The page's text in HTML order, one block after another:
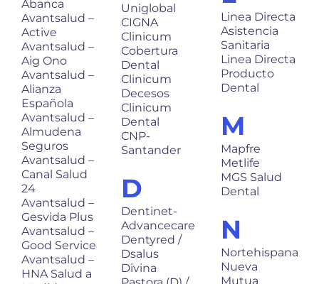
Abanca
Avantsalud –
Active
Avantsalud –
Aig Ono
Avantsalud –
Alianza
Española
Avantsalud –
Almudena
Seguros
Avantsalud –
Canal Salud
24
Avantsalud –
Gesvida Plus
Avantsalud –
Good Service
Avantsalud –
HNA Salud a
Uniglobal
CIGNA
Clinicum
Cobertura
Dental
Clinicum
Decesos
Clinicum
Dental
CNP-
Santander
D
Dentinet-
Advancecare
Dentyred /
Dsalus
Divina
Linea Directa
Asistencia
Sanitaria
Linea Directa
Producto
Dental
M
Mapfre
Metlife
MGS Salud
Dental
N
Nortehispana
Nueva
Mutua